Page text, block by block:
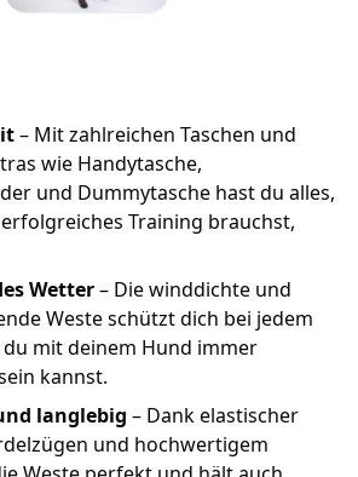
– Mit zahlreichen Taschen und
wie Handytasche,
und Dummytasche hast du alles,
Training brauchst,
Wetter– Die winddichte und
Weste schützt dich bei jedem
du mit deinem Hund immer
kannst.
langlebig – Dank elastischer
und hochwertigem